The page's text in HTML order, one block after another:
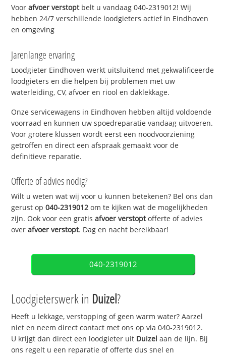
Voorafvoer verstoptbelt u vandaag 040-2319012! Wij
hebben 24/7 verschillende loodgieters actief in Eindhoven
en omgeving
Jarenlange ervaring
Loodgieter Eindhoven werkt uitsluitend met gekwalificeerde
loodgieters en die helpen bij problemen met uw
waterleiding, CV, afvoer en riool en daklekkage.
Onze servicewagens in Eindhoven hebben altijd voldoende
voorraad en kunnen uw spoedreparatie vandaag uitvoeren.
Voor grotere klussen wordt eerst een noodvoorziening
getroffen en direct een afspraak gemaakt voor de
definitieve reparatie.
Offerte of advies nodig?
Wilt u weten wat wij voor u kunnen betekenen? Bel ons dan
gerust op040-2319012 om te kijken wat de mogelijkheden
zijn. Ook voor een gratisafvoer verstoptofferte of advies
overafvoer verstopt. Dag en nacht bereikbaar!
040-2319012
Loodgieterswerk in Duizel?
Heeft u lekkage, verstopping of geen warm water? Aarzel
niet en neem direct contact met ons op via 040-2319012.
U krijgt dan direct een loodgieter uit Duizel aan de lijn. Bij
ons regelt u een reparatie of offerte dus snel en